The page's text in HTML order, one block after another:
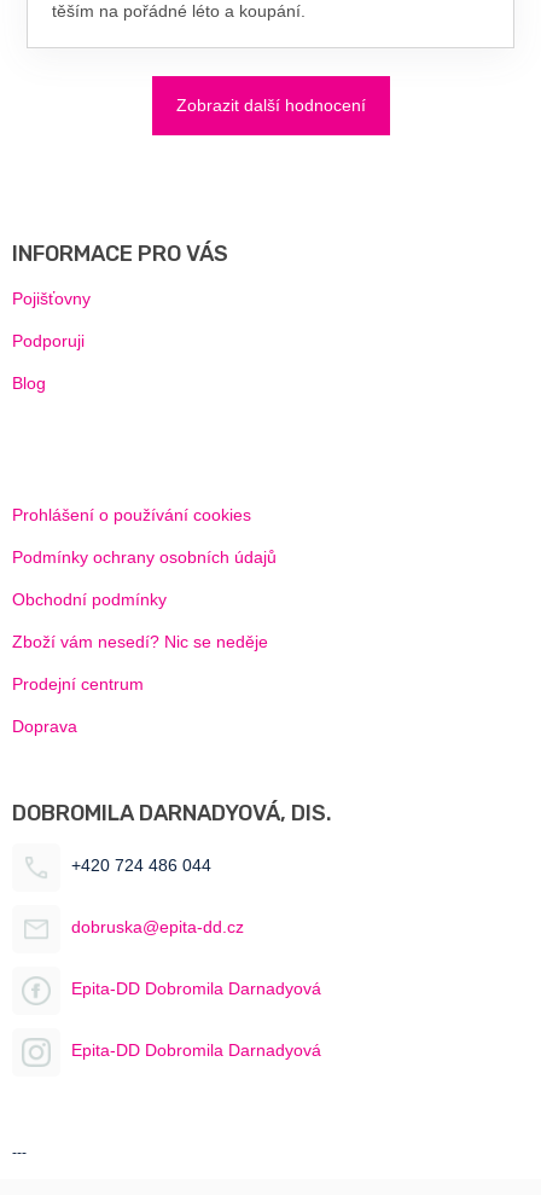
těším na pořádné léto a koupání.
Zobrazit další hodnocení
INFORMACE PRO VÁS
Pojišťovny
Podporuji
Blog
Prohlášení o používání cookies
Podmínky ochrany osobních údajů
Obchodní podmínky
Zboží vám nesedí? Nic se neděje
Prodejní centrum
Doprava
DOBROMILA DARNADYOVÁ, DIS.
+420 724 486 044
dobruska@epita-dd.cz
Epita-DD Dobromila Darnadyová
Epita-DD Dobromila Darnadyová
---